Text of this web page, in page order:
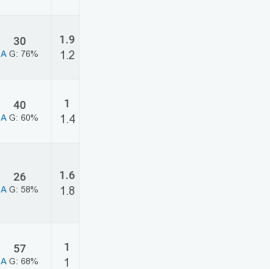
30
A G: 76%
1.9
1.2
40
A G: 60%
1
1.4
26
A G: 58%
1.6
1.8
57
A G: 68%
1
1